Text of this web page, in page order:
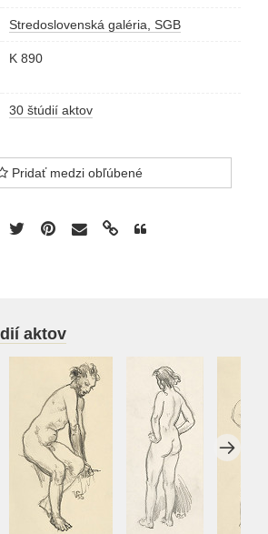
Stredoslovenská galéria, SGB
K 890
30 štúdií aktov
Pridať medzi obľúbené
aktov